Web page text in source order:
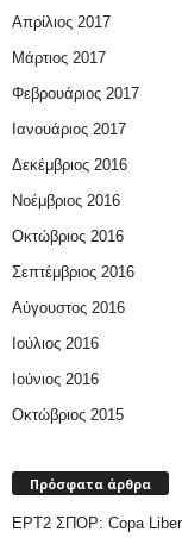
Απρίλιος 2017
Μάρτιος 2017
Φεβρουάριος 2017
Ιανουάριος 2017
Δεκέμβριος 2016
Νοέμβριος 2016
Οκτώβριος 2016
Σεπτέμβριος 2016
Αύγουστος 2016
Ιούλιος 2016
Ιούνιος 2016
Οκτώβριος 2015
Πρόσφατα άρθρα
ΕΡΤ2 ΣΠΟΡ: Copa